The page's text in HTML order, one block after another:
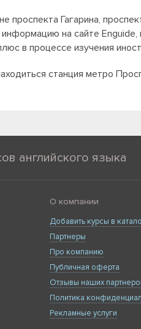
проспекта Гагарина,
на сайте
в процессе изучения
станция метро
английского языка
О компании
Добавить курсы в
Партнеры
Про компанию
Публичная оферта
Отзывы наших
Политика
Рекламные услуги